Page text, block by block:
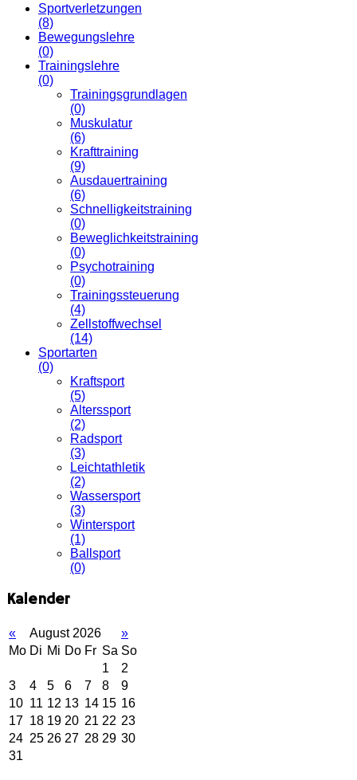
Sportverletzungen
(8)
Bewegungslehre
(0)
Trainingslehre
(0)
Trainingsgrundlagen
(0)
Muskulatur
(6)
Krafttraining
(9)
Ausdauertraining
(6)
Schnelligkeitstraining
(0)
Beweglichkeitstraining
(0)
Psychotraining
(0)
Trainingssteuerung
(4)
Zellstoffwechsel
(14)
Sportarten
(0)
Kraftsport
(5)
Alterssport
(2)
Radsport
(3)
Leichtathletik
(2)
Wassersport
(3)
Wintersport
(1)
Ballsport
(0)
Kalender
« August 2026
»
Mo Di Mi Do Fr Sa So
1
2
3
4 5 6 7 8
9
10 11 12 13 14 15 16
17 18 19 20 21 22 23
24 25 26 27 28 29 30
31